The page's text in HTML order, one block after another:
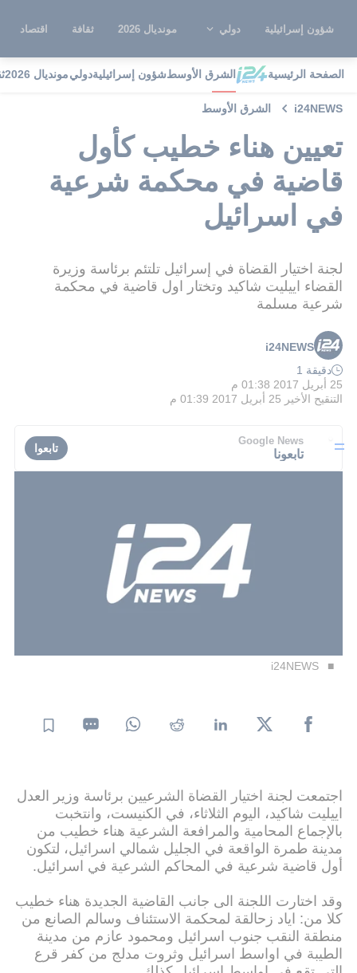
شؤون إسرائيلية دولي مونديال 2026 ثقافة اقتصاد
الصفحة الرئيسية الشرق الأوسطشؤون إسرائيليةدوليمونديال 2026
i24NEWS الشرق الأوسط
تعيين هناء خطيب كأول
قاضية في محكمة شرعية
في اسرائيل
لجنة اختيار القضاة في إسرائيل تلتئم برئاسة وزيرة
القضاء اييليت شاكيد وتختار اول قاضية في محكمة
شرعية مسلمة
i24NEWS
دقيقة 1
25 أبريل 2017 01:38 م
التنقيح الأخير 25 أبريل 2017 01:39 م
Google News
تابعونا تابعوا
i24NEWS
اجتمعت لجنة اختيار القضاة الشرعيين برئاسة وزير العدل
اييليت شاكيد، اليوم الثلاثاء، في الكنيست، وانتخبت
بالإجماع المحامية والمرافعة الشرعية هناء خطيب من
مدينة طمرة الواقعة في الجليل شمالي اسرائيل، لتكون
أول قاضية شرعية في المحاكم الشرعية في اسرائيل.
وقد اختارت اللجنة الى جانب القاضية الجديدة هناء خطيب
كلا من: اياد زحالقة لمحكمة الاستئناف وسالم الصانع من
منطقة النقب جنوب اسرائيل ومحمود عازم من مدينة
الطيبة في اواسط اسرائيل وثروت مدلج من كفر قرع